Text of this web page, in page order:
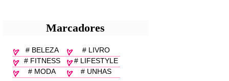
Marcadores
# BELEZA
# LIVRO
# FITNESS
# LIFESTYLE
# MODA
# UNHAS